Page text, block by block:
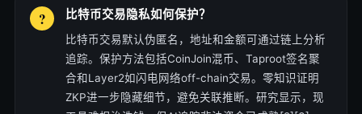
比特币交易隐私如何保护？
比特币交易默认伪匿名，地址和金额可通过链上分析
追踪。保护方法包括CoinJoin混币、Taproot签名聚
合和Layer2如闪电网络off-chain交易。零知识证明
ZKP进一步隐藏细节，避免关联推断。研究显示，现